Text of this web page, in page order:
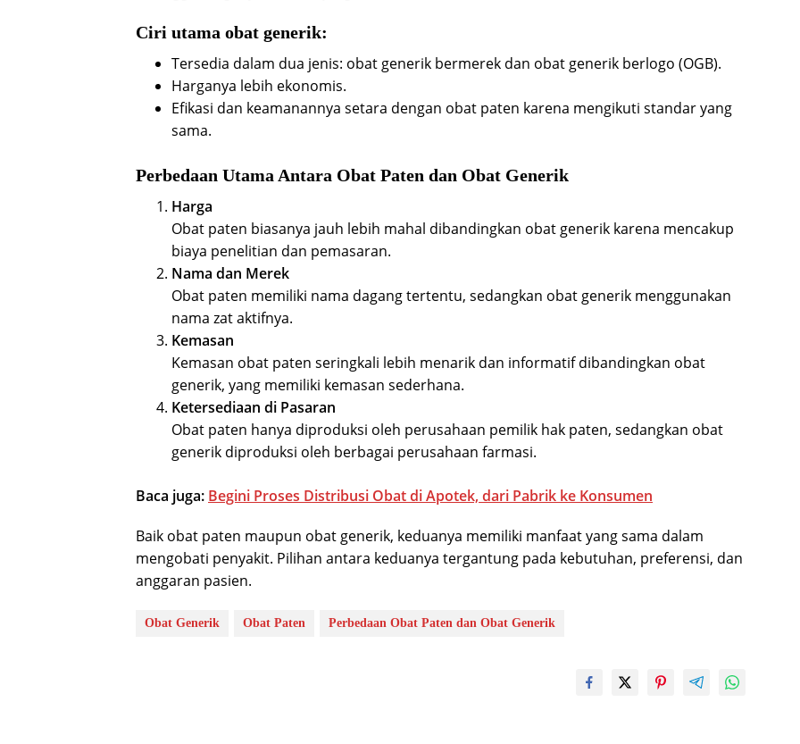
Ciri utama obat generik:
Tersedia dalam dua jenis: obat generik bermerek dan obat generik berlogo (OGB).
Harganya lebih ekonomis.
Efikasi dan keamanannya setara dengan obat paten karena mengikuti standar yang
sama.
Perbedaan Utama Antara Obat Paten dan Obat Generik
Harga
Obat paten biasanya jauh lebih mahal dibandingkan obat generik karena mencakup
biaya penelitian dan pemasaran.
Nama dan Merek
Obat paten memiliki nama dagang tertentu, sedangkan obat generik menggunakan
nama zat aktifnya.
Kemasan
Kemasan obat paten seringkali lebih menarik dan informatif dibandingkan obat
generik, yang memiliki kemasan sederhana.
Ketersediaan di Pasaran
Obat paten hanya diproduksi oleh perusahaan pemilik hak paten, sedangkan obat
generik diproduksi oleh berbagai perusahaan farmasi.
Baca juga: Begini Proses Distribusi Obat di Apotek, dari Pabrik ke Konsumen
Baik obat paten maupun obat generik, keduanya memiliki manfaat yang sama dalam
mengobati penyakit. Pilihan antara keduanya tergantung pada kebutuhan, preferensi, dan
anggaran pasien.
Obat Generik Obat Paten Perbedaan Obat Paten dan Obat Generik